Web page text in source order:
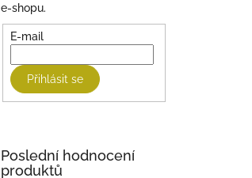
e-shopu.
E-mail
Přihlásit se
Poslední hodnocení
produktů